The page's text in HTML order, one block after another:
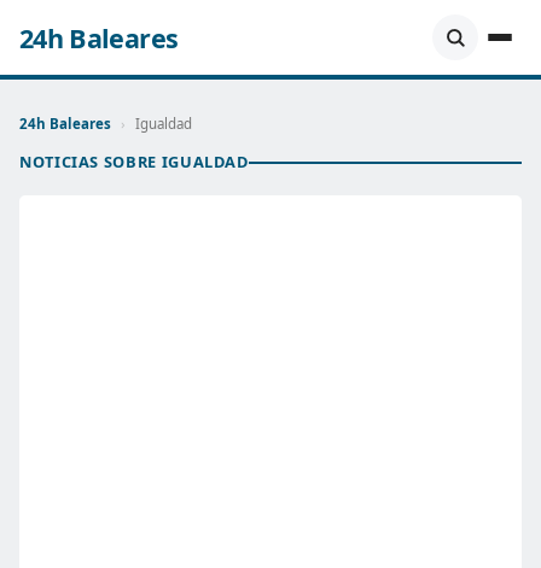
24h Baleares
24h Baleares › Igualdad
NOTICIAS SOBRE IGUALDAD